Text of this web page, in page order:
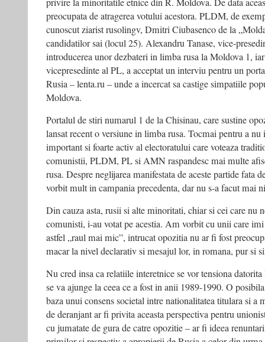
preocupata de atragerea votului acestora. PLDM, de
cunoscut ziarist rusolingv, Dmitri Ciubasenco de la
candidatilor sai (locul 25). Alexandru Tanase, vice-
introducerea unor dezbateri in limba rusa la Moldova 1,
vicepresedinte al PL, a acceptat un interviu pentru un
Rusia – lenta.ru – unde a incercat sa castige simpatiile
Moldova.
Portalul de stiri numarul 1 de la Chisinau, care sustine
lansat recent o versiune in limba rusa. Tocmai pentru a nu
important si foarte activ al electoratului care voteaza
comunistii, PLDM, PL si AMN raspandesc mai multe
rusa. Despre neglijarea manifestata de aceste partide fata
vorbit mult in campania precedenta, dar nu s-a facut mai
Din cauza asta, rusii si alte minoritati, chiar si cei care nu
comunisti, i-au votat pe acestia. Am vorbit cu unii care imi
astfel „raul mai mic”, intrucat opozitia nu ar fi fost
macar la nivel declarativ si mesajul lor, in romana, pur si
Nu cred insa ca relatiile interetnice se vor tensiona
se va ajunge la ceea ce a fost in anii 1989-1990. O
baza unui consens societal intre nationalitatea titulara si a
de deranjant ar fi privita aceasta perspectiva pentru
cu jumatate de gura de catre opozitie – ar fi ideea